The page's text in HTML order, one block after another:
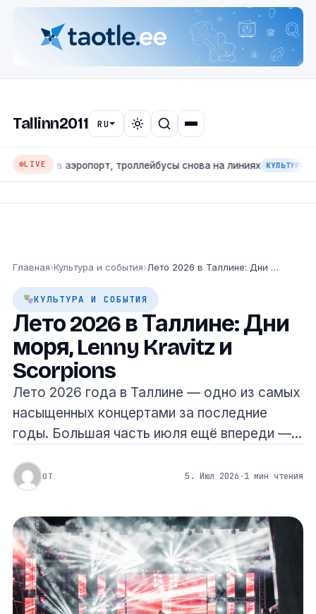
Tallinn2011 RU
LIVE
в аэропорт, троллейбусы снова на линиях КУЛЬТУРА И
Главная›Культура и события› Лето 2026 в Таллине: Дни моря, Lenny Kravitz и Scorpions
КУЛЬТУРА И СОБЫТИЯ
Лето 2026 в Таллине: Дни
моря, Lenny Kravitz и
Scorpions
Лето 2026 года в Таллине — одно из самых
насыщенных концертами за последние
годы. Большая часть июля ещё впереди —...
ОТ 5. Июл 2026 ·1 мин чтения